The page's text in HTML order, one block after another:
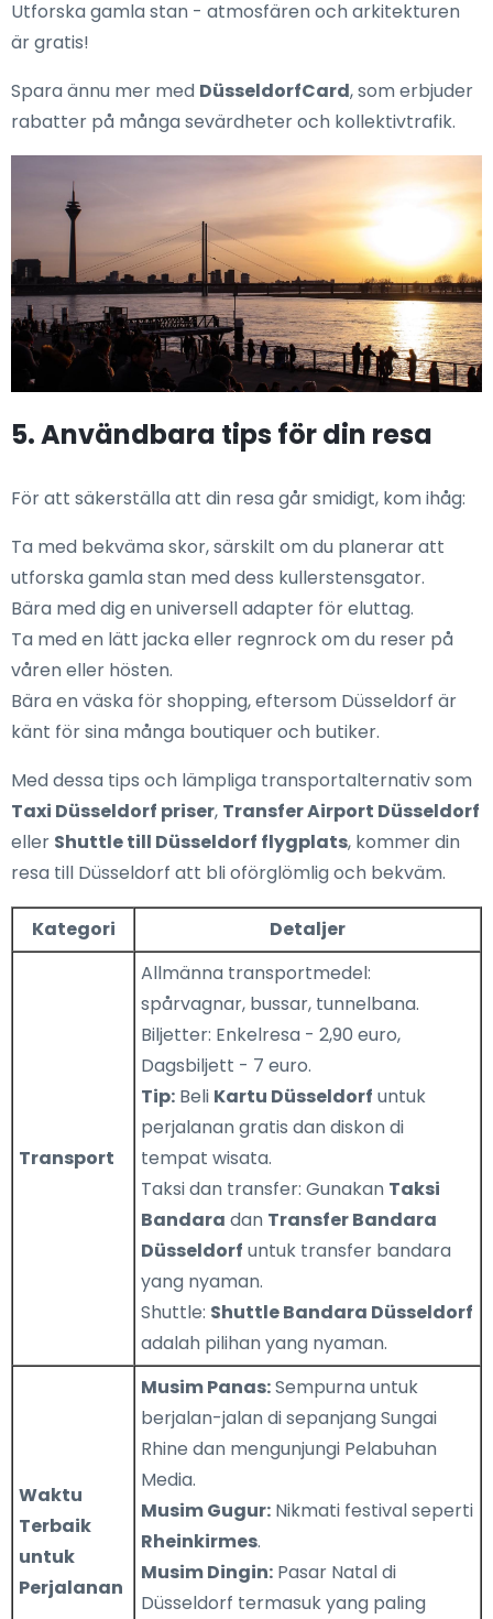
Utforska gamla stan - atmosfären och arkitekturen
är gratis!
Spara ännu mer med DüsseldorfCard, som erbjuder
rabatter på många sevärdheter och kollektivtrafik.
5. Användbara tips för din resa
För att säkerställa att din resa går smidigt, kom ihåg:
Ta med bekväma skor, särskilt om du planerar att
utforska gamla stan med dess kullerstensgator.
Bära med dig en universell adapter för eluttag.
Ta med en lätt jacka eller regnrock om du reser på
våren eller hösten.
Bära en väska för shopping, eftersom Düsseldorf är
känt för sina många boutiquer och butiker.
Med dessa tips och lämpliga transportalternativ som
Taxi Düsseldorf priser, Transfer Airport Düsseldorf
eller Shuttle till Düsseldorf flygplats, kommer din
resa till Düsseldorf att bli oförglömlig och bekväm.
Kategori Detaljer
Transport
Allmänna transportmedel:
spårvagnar, bussar, tunnelbana.
Biljetter: Enkelresa - 2,90 euro,
Dagsbiljett - 7 euro.
Tip: Beli Kartu Düsseldorf untuk
perjalanan gratis dan diskon di
tempat wisata.
Taksi dan transfer: Gunakan Taksi
Bandara dan Transfer Bandara
Düsseldorf untuk transfer bandara
yang nyaman.
Shuttle: Shuttle Bandara Düsseldorf
adalah pilihan yang nyaman.
Waktu
Terbaik
untuk
Perjalanan
Musim Panas:Sempurna untuk
berjalan-jalan di sepanjang Sungai
Rhine dan mengunjungi Pelabuhan
Media.
Musim Gugur: Nikmati festival seperti
Rheinkirmes.
Musim Dingin: Pasar Natal di
Düsseldorf termasuk yang paling